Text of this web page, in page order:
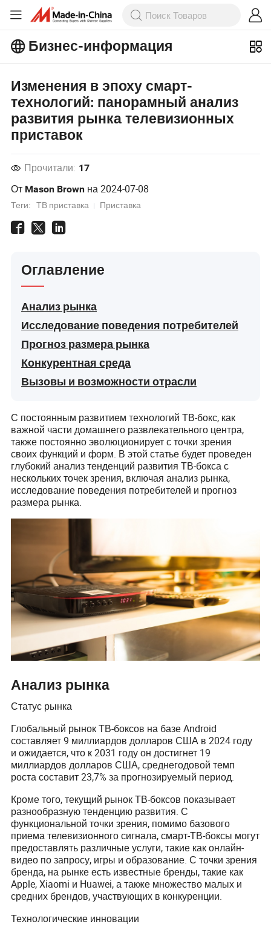
Бизнес-информация
информация!
Просмотреть Больше
Изменения в эпоху смарт-
технологий: панорамный анализ
развития рынка телевизионных
приставок
Прочитали: 17
От Mason Brown на2024-07-08
Теги: ТВ приставка Приставка
Оглавление
Анализ рынка
Исследование поведения потребителей
Прогноз размера рынка
Конкурентная среда
Вызовы и возможности отрасли
С постоянным развитием технологий ТВ-бокс, как
важной части домашнего развлекательного центра,
также постоянно эволюционирует с точки зрения
своих функций и форм. В этой статье будет проведен
глубокий анализ тенденций развития ТВ-бокса с
нескольких точек зрения, включая анализ рынка,
исследование поведения потребителей и прогноз
размера рынка.
Анализ рынка
Статус рынка
Глобальный рынок ТВ-боксов на базе Android
составляет 9 миллиардов долларов США в 2024 году
и ожидается, что к 2031 году он достигнет 19
миллиардов долларов США, среднегодовой темп
роста составит 23,7% за прогнозируемый период.
Кроме того, текущий рынок ТВ-боксов показывает
разнообразную тенденцию развития. С
функциональной точки зрения, помимо базового
приема телевизионного сигнала, смарт-ТВ-боксы могут
предоставлять различные услуги, такие как онлайн-
видео по запросу, игры и образование. С точки зрения
бренда, на рынке есть известные бренды, такие как
Apple, Xiaomi и Huawei, а также множество малых и
средних брендов, участвующих в конкуренции.
Технологические инновации